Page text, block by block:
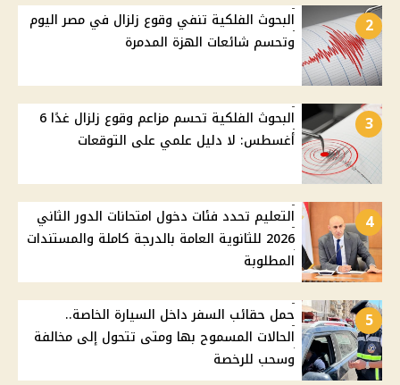
2
البحوث الفلكية تنفي وقوع زلزال في مصر اليوم
وتحسم شائعات الهزة المدمرة
3
البحوث الفلكية تحسم مزاعم وقوع زلزال غدًا 6
أغسطس: لا دليل علمي على التوقعات
4
التعليم تحدد فئات دخول امتحانات الدور الثاني
2026 للثانوية العامة بالدرجة كاملة والمستندات
المطلوبة
5
حمل حقائب السفر داخل السيارة الخاصة..
الحالات المسموح بها ومتى تتحول إلى مخالفة
وسحب للرخصة